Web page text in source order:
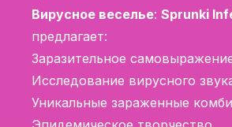
Вирусное веселье: Sprunki
предлагает:
Заразительное
Исследование вирусного
Уникальные зараженные